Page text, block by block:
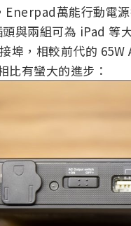
Enerpad萬能行動電
與兩組可為 iPad 等
埠，相較前代的 65W
比有蠻大的進步：